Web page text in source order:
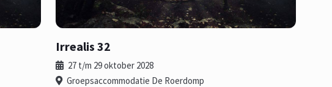
Irrealis 32
27 t/m 29 oktober 2028
Groepsaccommodatie De Roerdomp